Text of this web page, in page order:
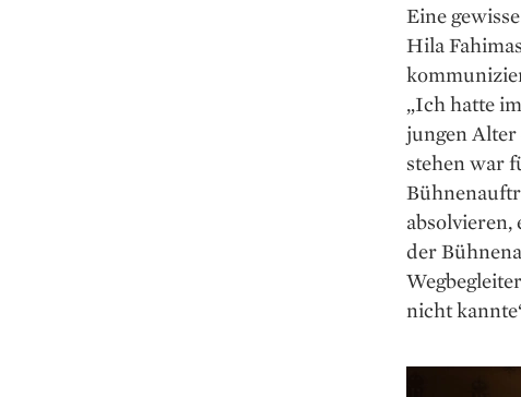
Eine
Hila
„Ich hatte
jungen Alter
stehen war
der
nicht